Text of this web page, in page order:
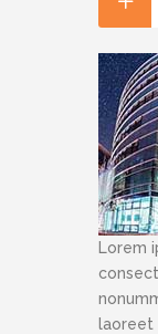
Lorem
laoreet